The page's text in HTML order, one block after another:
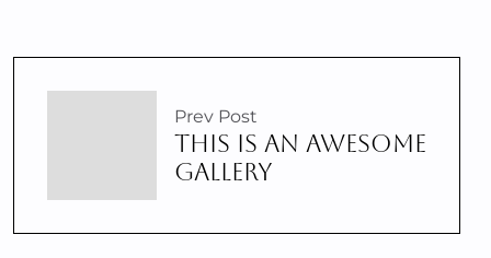
Prev Post
THIS IS AN AWESOME
GALLERY